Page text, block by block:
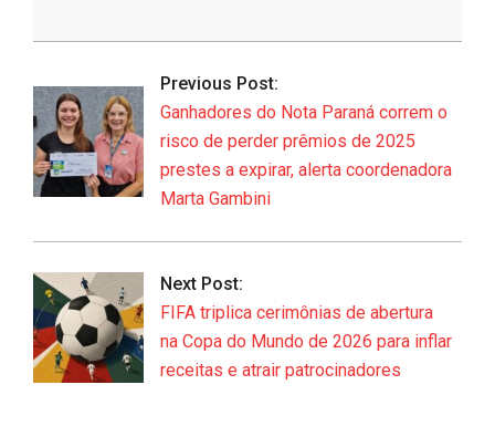
2026-
11
Previous Post:
Ganhadores do Nota Paraná correm o
risco de perder prêmios de 2025
prestes a expirar, alerta coordenadora
Marta Gambini
Next Post:
FIFA triplica cerimônias de abertura
na Copa do Mundo de 2026 para inflar
receitas e atrair patrocinadores